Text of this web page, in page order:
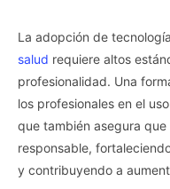
La adopción de
salud requiere altos
profesionalidad. Una
los profesionales en el
que también asegura
responsable,
y contribuyendo a